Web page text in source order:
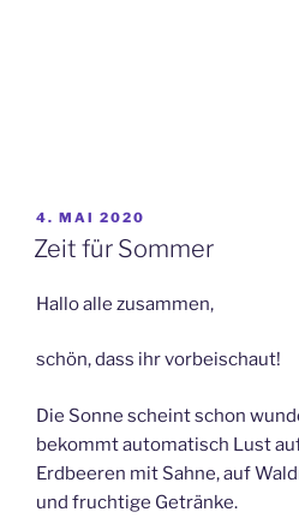
VERÖFFENTLICHT
AM
4. MAI 2020
Zeit für Sommer
Hallo alle zusammen,
schön, dass ihr vorbeischaut!
Die Sonne scheint schon
bekommt automatisch Lust
Erdbeeren mit Sahne, auf
und fruchtige Getränke.